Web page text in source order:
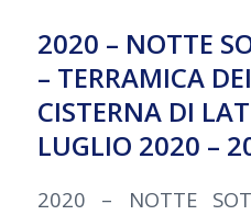
2020 – NOTTE
– TERRAMICA
CISTERNA DI
LUGLIO 2020 –
2020 – NOTTE